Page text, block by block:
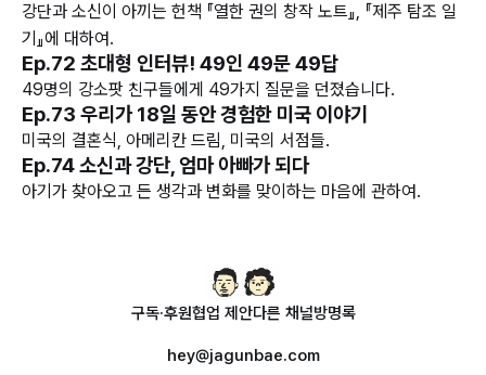
강단과 소신이 아끼는 헌책 『열한 권의 창작 노트』, 『제주 탐조 일
기』에 대하여.
Ep.72 초대형 인터뷰! 49인 49문 49답
49명의 강소팟 친구들에게 49가지 질문을 던졌습니다.
Ep.73 우리가 18일 동안 경험한 미국 이야기
미국의 결혼식, 아메리칸 드림, 미국의 서점들.
Ep.74 소신과 강단, 엄마 아빠가 되다
아기가 찾아오고 든 생각과 변화를 맞이하는 마음에 관하여.
구독·후원협업 제안다른 채널방명록
hey@jagunbae.com